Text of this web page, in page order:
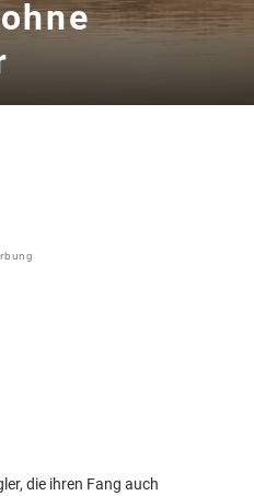
die ihren Fang auch